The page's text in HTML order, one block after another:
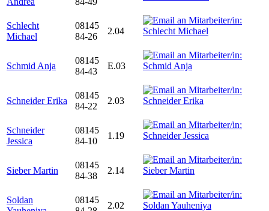
Schlecht
Michael
08145
84-26
2.04
Schmid Anja
08145
84-43
E.03
Schneider Erika
08145
84-22
2.03
Schneider
Jessica
08145
84-10
1.19
Sieber Martin
08145
84-38
2.14
Soldan
08145
2.02